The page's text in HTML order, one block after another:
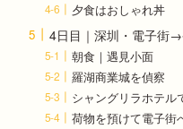
夕食はおしゃれ丼
4日目｜深圳・電子街
朝食｜遇見小面
羅湖商業城を偵察
シャングリラホテル
荷物を預けて電子街